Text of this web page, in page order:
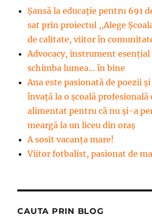
Șansă la educație pentru 691
sat prin proiectul ,,Alege
de calitate, viitor în
Advocacy, instrument esenţial
schimba lumea… în bine
Ana este pasionată de poezii
învață la o școală profesională
alimentat pentru că nu și-a
meargă la un liceu din oraș
A sosit vacanța mare!
Viitor fotbalist, pasionat de
CAUTA PRIN BLOG